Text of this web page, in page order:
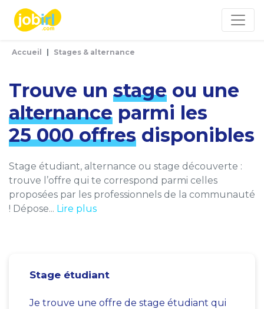
Accueil Stages & alternance
Trouve un stage ou une
alternance parmi les
25 000 offres disponibles
Stage étudiant, alternance ou stage découverte :
trouve l’offre qui te correspond parmi celles
proposées par les professionnels de la communauté
! Dépose... Lire plus
Stage étudiant
Je trouve une offre de stage étudiant qui
Panneau de gestion des cookies